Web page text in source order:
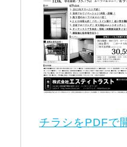
チラシをPDFで